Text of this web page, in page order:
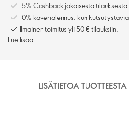
15% Cashback jokaisesta tilauksesta.
10% kaverialennus, kun kutsut ystäviä
Ilmainen toimitus yli 50 € tilauksiin.
Lue lisää
LISÄTIETOA TUOTTEESTA